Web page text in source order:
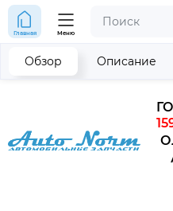
Главная Меню
Обзор Описание